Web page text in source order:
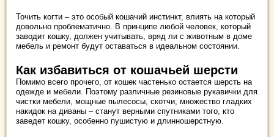
Точить когти – это особый кошачий инстинкт, влиять на который
довольно проблематично. В принципе любой человек, который
заводит кошку, должен учитывать, вряд ли с животным в доме
мебель и ремонт будут оставаться в идеальном состоянии.
Как избавиться от кошачьей шерсти
Помимо всего прочего, от кошек частенько остается шерсть на
одежде и мебели. Поэтому различные резиновые рукавички для
чистки мебели, мощные пылесосы, скотчи, множество гладких
накидок на диваны – станут верными спутниками того, кто
заведет кошку, особенно пушистую и длинношерстную.